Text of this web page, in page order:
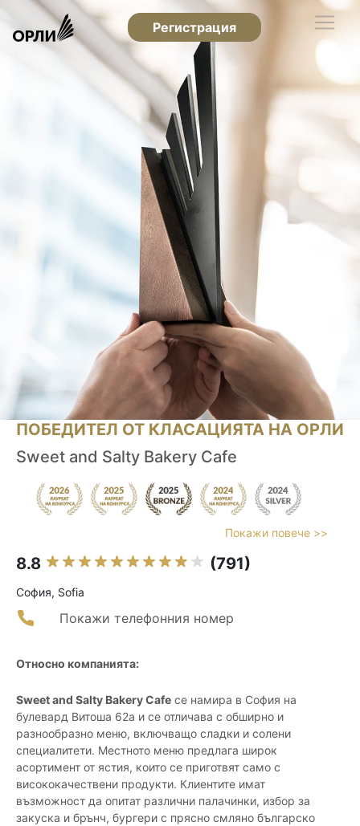
Регистрация
ПОБЕДИТЕЛ ОТ КЛАСАЦИЯТА НА ОРЛИ
Sweet and Salty Bakery Cafe
Покажи повече >>
8.8 (791)
София, Sofia
Покажи телефонния номер
Относно компанията:
Sweet and Salty Bakery Cafe се намира в София на
булевард Витоша 62а и се отличава с обширно и
разнообразно меню, включващо сладки и солени
специалитети. Местното меню предлага широк
асортимент от ястия, които се приготвят само с
висококачествени продукти. Клиентите имат
възможност да опитат различни палачинки, избор за
закуска и брънч, бургери с прясно смляно българско